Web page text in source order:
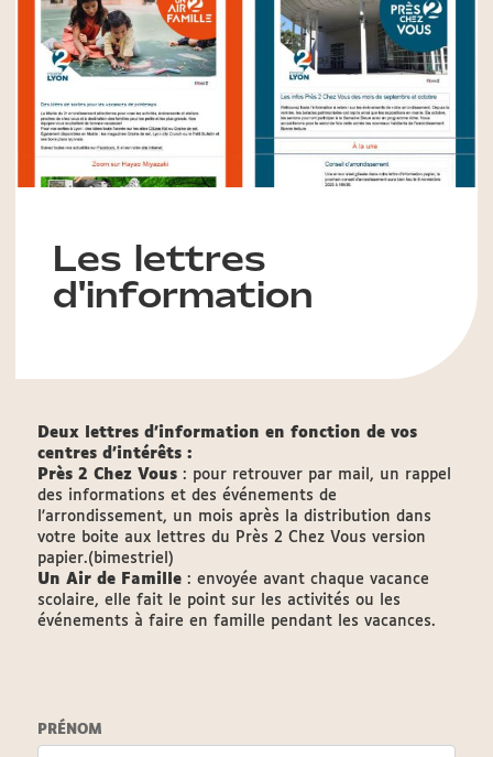
Les lettres
d'information
Deux lettres d'information en fonction de vos
centres d'intérêts :
Près 2 Chez Vous : pour retrouver par mail, un rappel
des informations et des événements de
l'arrondissement, un mois après la distribution dans
votre boite aux lettres du Près 2 Chez Vous version
papier.(bimestriel)
Un Air de Famille : envoyée avant chaque vacance
scolaire, elle fait le point sur les activités ou les
événements à faire en famille pendant les vacances.
PRÉNOM